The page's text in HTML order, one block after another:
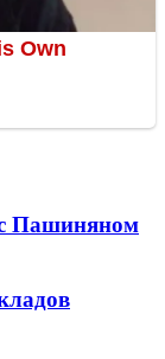
Пашиняном